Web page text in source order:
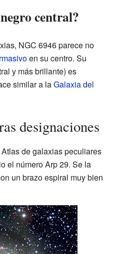
central?
NGC 6946 parece no
en su centro. Su
y más brillante) es
similar a laGalaxia del
designaciones
de galaxias peculiares
el número Arp 29. Se la
un brazo espiral muy bien